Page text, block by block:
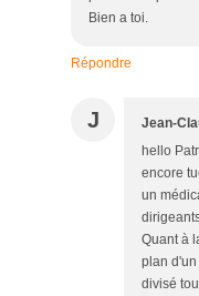
Bien a toi.
Répondre
J Jean-
hello
encore
un
Quant à
plan d'un
divisé